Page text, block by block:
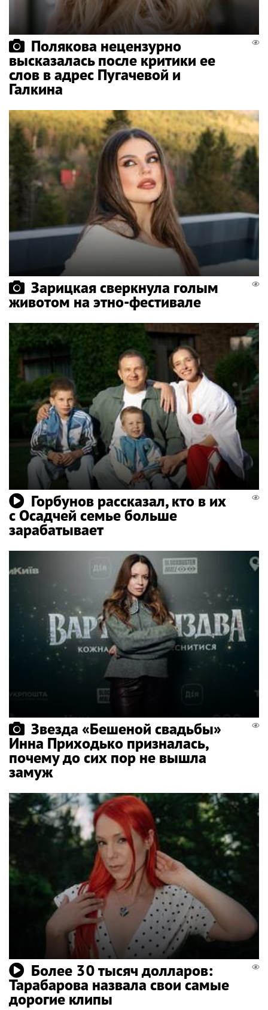
Полякова нецензурно
высказалась после критики ее
слов в адрес Пугачевой и
Галкина
Зарицкая сверкнула голым
животом на этно-фестивале
Горбунов рассказал, кто в их
с Осадчей семье больше
зарабатывает
Звезда «Бешеной свадьбы»
Инна Приходько призналась,
почему до сих пор не вышла
замуж
Более 30 тысяч долларов:
Тарабарова назвала свои самые
дорогие клипы